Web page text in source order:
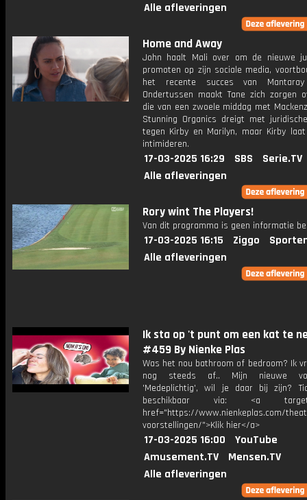
Alle afleveringen
Home and Away
John haalt Mali over om de nieuwe
promoten op zijn sociale media,
het recente succes van Mantaray
Ondertussen maakt Tane zich zorgen
die van een zwoele middag met
Stunning Organics dreigt met
tegen Kirby en Marilyn, maar Kirby
intimideren.
17-03-2025 16:29 SBS
Serie.TV
Alle afleveringen
Rory wint The Players!
Van dit programma is geen informatie
17-03-2025 16:15 Ziggo
Alle afleveringen
Ik sta op 't punt om een kat te
#459 By Nienke Plas
Was het nou bathroom of bedroom? Ik
nog steeds af.. Mijn nieuwe
'Medeplichtig', wil je daar bij zijn?
beschikbaar via: <a
href="https://www.nienkeplas.com/
voorstellingen/">Klik hier</a>
17-03-2025 16:00
YouTube
Amusement.TV
Mensen.TV
Alle afleveringen